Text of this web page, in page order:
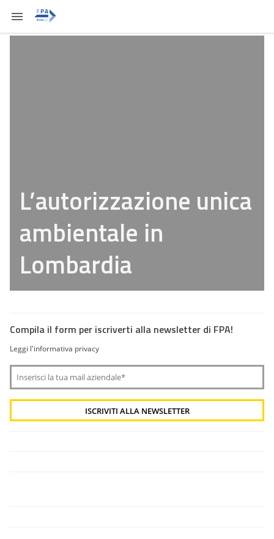
L’autorizzazione unica
ambientale in
Lombardia
Compila il form per iscriverti alla newsletter di FPA!
Leggi l'informativa privacy